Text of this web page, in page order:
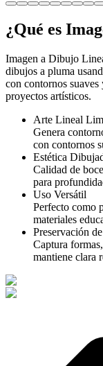
¿Qué es
Imagen a Dibujo
dibujos a pluma
con contornos
proyectos artísticos.
Arte Lineal
Genera
con contornos
Estética
Calidad de
para
Uso Versátil
Perfecto como
materiales
Preservación
Captura
mantiene clara